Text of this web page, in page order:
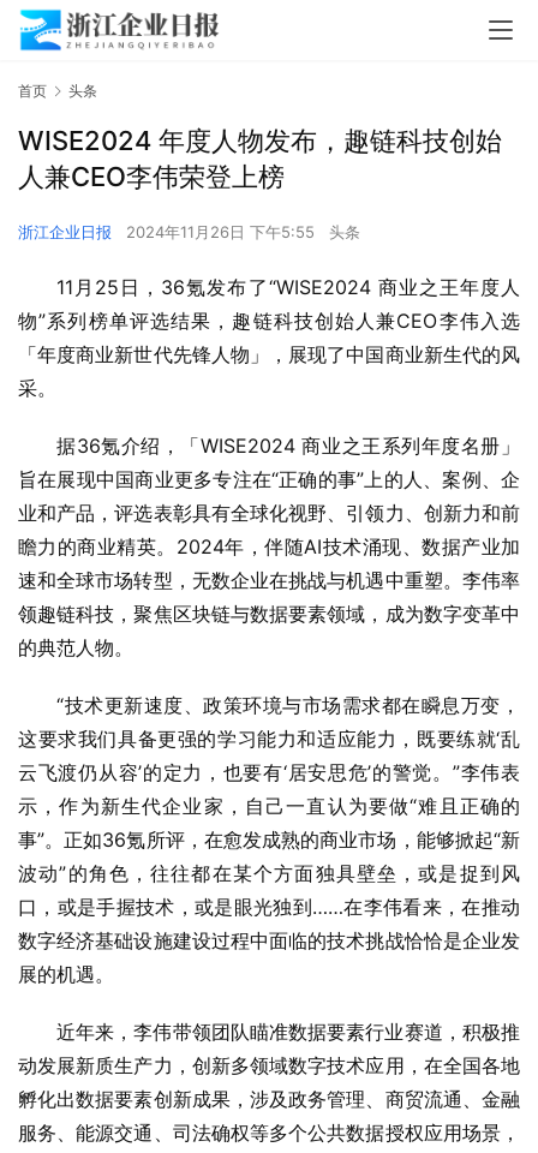
首页 头条
WISE2024 年度人物发布，趣链科技创始
人兼CEO李伟荣登上榜
浙江企业日报 2024年11月26日 下午5:55 头条
11月25日，36氪发布了“WISE2024 商业之王年度人
物”系列榜单评选结果，趣链科技创始人兼CEO李伟入选
「年度商业新世代先锋人物」，展现了中国商业新生代的风
采。
据36氪介绍，「WISE2024 商业之王系列年度名册」
旨在展现中国商业更多专注在“正确的事”上的人、案例、企
业和产品，评选表彰具有全球化视野、引领力、创新力和前
瞻力的商业精英。2024年，伴随AI技术涌现、数据产业加
速和全球市场转型，无数企业在挑战与机遇中重塑。李伟率
领趣链科技，聚焦区块链与数据要素领域，成为数字变革中
的典范人物。
“技术更新速度、政策环境与市场需求都在瞬息万变，
这要求我们具备更强的学习能力和适应能力，既要练就‘乱
云飞渡仍从容’的定力，也要有‘居安思危’的警觉。”李伟表
示，作为新生代企业家，自己一直认为要做“难且正确的
事”。正如36氪所评，在愈发成熟的商业市场，能够掀起“新
波动”的角色，往往都在某个方面独具壁垒，或是捉到风
口，或是手握技术，或是眼光独到……在李伟看来，在推动
数字经济基础设施建设过程中面临的技术挑战恰恰是企业发
展的机遇。
近年来，李伟带领团队瞄准数据要素行业赛道，积极推
动发展新质生产力，创新多领域数字技术应用，在全国各地
孵化出数据要素创新成果，涉及政务管理、商贸流通、金融
服务、能源交通、司法确权等多个公共数据授权应用场景，